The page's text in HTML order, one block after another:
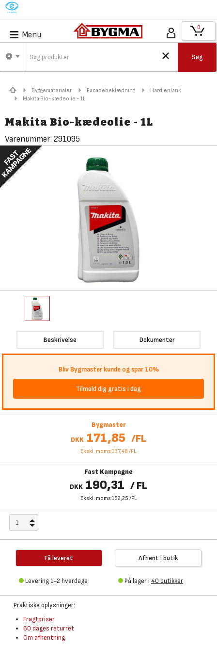
M
Menu
Søg
0
Byggematerialer Facadebeklædning
Hardieplank
Makita Bio-kædeolie - 1L
Makita Bio-kædeolie - 1L
Varenummer: 291095
Beskrivelse Dokumenter
Bliv Bygmaster kunde og spar 10%
Tilmeld dig gratis i dag
Bygmaster
DKK 171,85 /FL
Ekskl. moms 137,48 /FL
Fast Kampagne
DKK 190,31 /FL
Ekskl. moms 152,25 /FL
Få leveret
Levering 1-2 hverdage
Afhent i butik
På lager i 40 butikker
Praktiske oplysninger:
Fragtpriser
60 dages returret
Om afhentning